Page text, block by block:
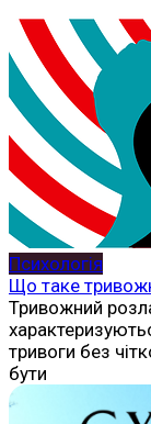
Психологія
Що таке
Тривожний
тривоги без
бути